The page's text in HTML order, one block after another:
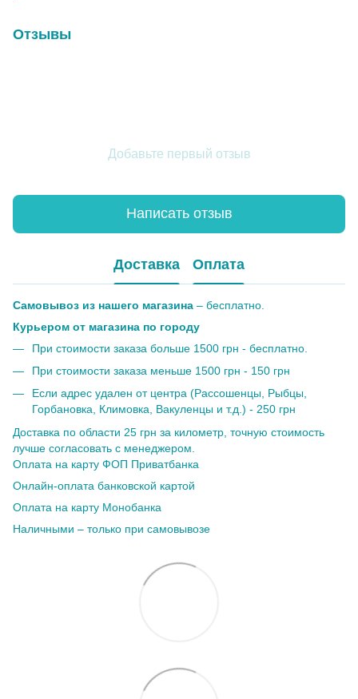
Отзывы
Добавьте первый отзыв
Написать отзыв
Доставка Оплата
Самовывоз из нашего магазина – бесплатно.
Курьером от магазина по городу
При стоимости заказа больше 1500 грн - бесплатно.
При стоимости заказа меньше 1500 грн - 150 грн
Если адрес удален от центра (Рассошенцы, Рыбцы,
Горбановка, Климовка, Вакуленцы и т.д.) - 250 грн
Доставка по области 25 грн за километр, точную стоимость
лучше согласовать с менеджером.
Оплата на карту ФОП Приватбанка
Онлайн-оплата банковской картой
Оплата на карту Монобанка
Наличными – только при самовывозе